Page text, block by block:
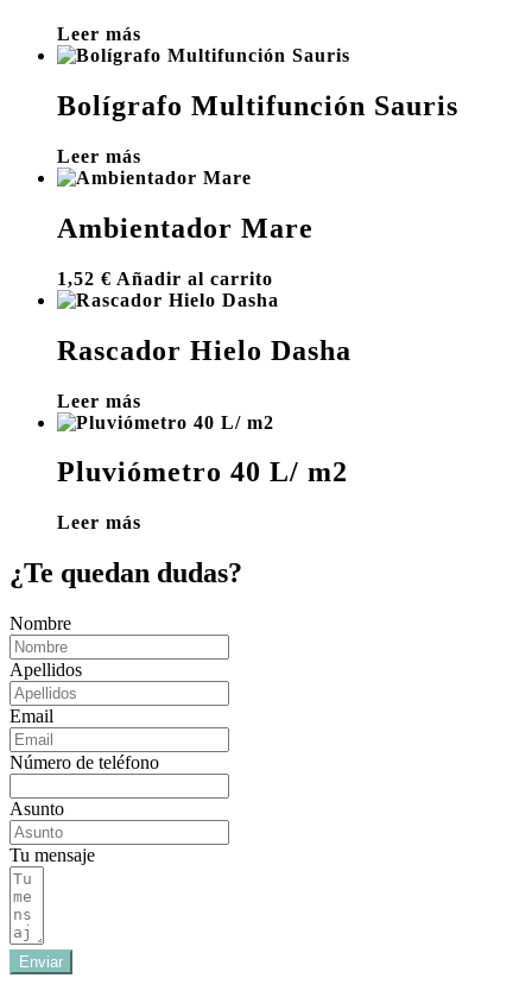
Leer más
Bolígrafo Multifunción Sauris
Leer más
Ambientador Mare
1,52 € Añadir al carrito
Rascador Hielo Dasha
Leer más
Pluviómetro 40 L/ m2
Leer más
¿Te quedan dudas?
Nombre
Apellidos
Email
Número de teléfono
Asunto
Tu mensaje
Enviar